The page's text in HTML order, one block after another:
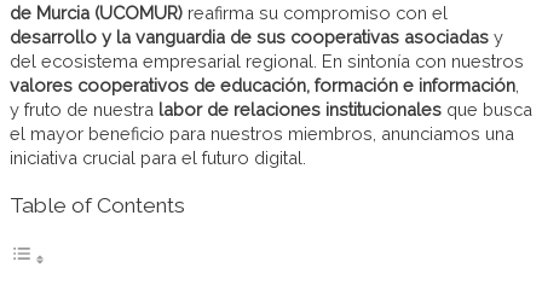
de Murcia (UCOMUR) reafirma su compromiso con el
desarrollo y la vanguardia de sus cooperativas asociadas y
del ecosistema empresarial regional. En sintonía con nuestros
valores cooperativos de educación, formación e información
y fruto de nuestra labor de relaciones institucionales que busca
el mayor beneficio para nuestros miembros, anunciamos una
iniciativa crucial para el futuro digital.
Table of Contents